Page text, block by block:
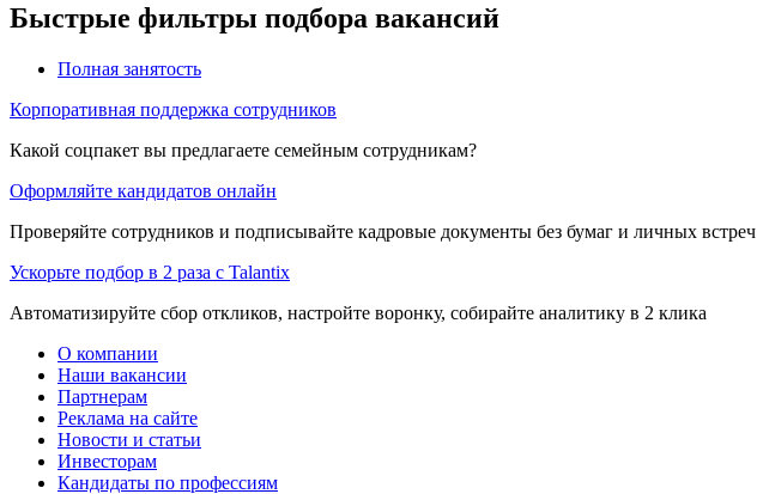
Быстрые фильтры подбора вакансий
Полная занятость
Корпоративная поддержка сотрудников
Какой соцпакет вы предлагаете семейным сотрудникам?
Оформляйте кандидатов онлайн
Проверяйте сотрудников и подписывайте кадровые документы без бумаг и личных встреч
Ускорьте подбор в 2 раза с Talantix
Автоматизируйте сбор откликов, настройте воронку, собирайте аналитику в 2 клика
О компании
Наши вакансии
Партнерам
Реклама на сайте
Новости и статьи
Инвесторам
Кандидаты по профессиям